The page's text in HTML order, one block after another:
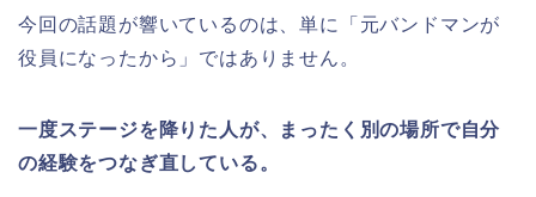
今回の話題が響いているのは、単に「元バンドマンが
役員になったから」ではありません。
一度ステージを降りた人が、まったく別の場所で自分
の経験をつなぎ直している。